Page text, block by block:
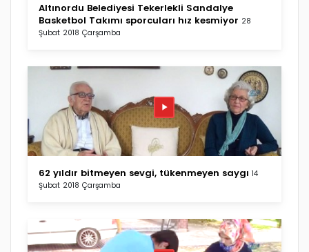
Altınordu Belediyesi Tekerlekli Sandalye
Basketbol Takımı sporcuları hız kesmiyor 28
Şubat 2018 Çarşamba
62 yıldır bitmeyen sevgi, tükenmeyen saygı 14
Şubat 2018 Çarşamba